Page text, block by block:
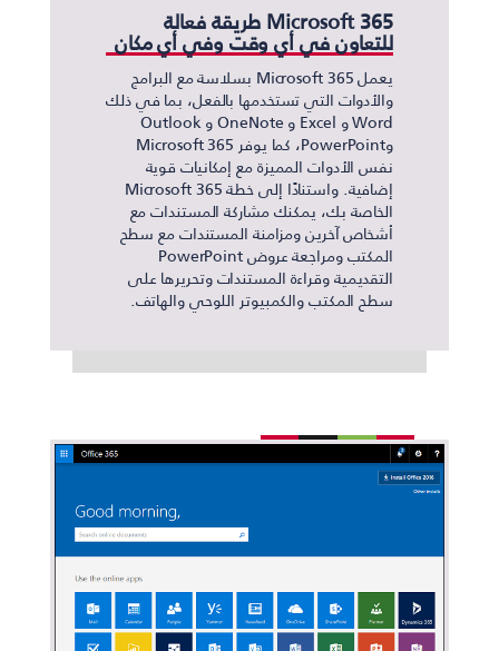
Microsoft 365 طريقة فعالة
للتعاون في أي وقت وفي أي مكان
يعمل Microsoft 365 بسلاسة مع البرامج
والأدوات التي تستخدمها بالفعل، بما في ذلك
Word و Excel و OneNote و Outlook
وPowerPoint، كما يوفر Microsoft 365
نفس الأدوات المميزة مع إمكانيات قوية
إضافية. واستنادًا إلى خطة Microsoft 365
الخاصة بك، يمكنك مشاركة المستندات مع
أشخاص آخرين ومزامنة المستندات مع سطح
المكتب ومراجعة عروض PowerPoint
التقديمية وقراءة المستندات وتحريرها على
سطح المكتب والكمبيوتر اللوحي والهاتف.